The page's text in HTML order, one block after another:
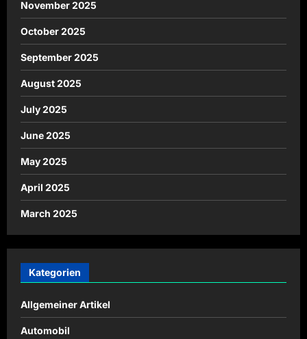
November 2025
October 2025
September 2025
August 2025
July 2025
June 2025
May 2025
April 2025
March 2025
Kategorien
Allgemeiner Artikel
Automobil